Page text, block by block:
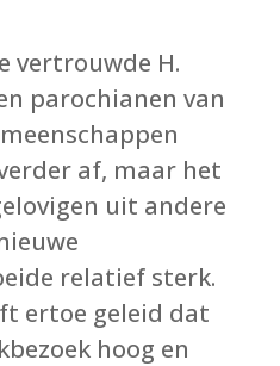
vertrouwde H.
parochianen van
af, maar het
uit andere
relatief sterk.
ertoe geleid dat
hoog en